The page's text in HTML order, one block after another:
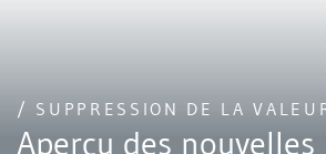
/ SUPPRESSION DE LA
Aperçu des nouvelles